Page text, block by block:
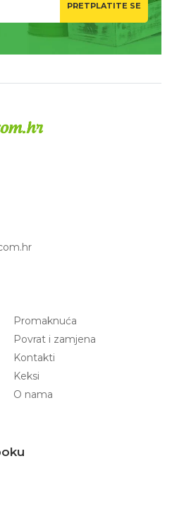
PRETPLATITE SE
Promaknuća
Povrat i zamjena
Kontakti
Keksi
O nama